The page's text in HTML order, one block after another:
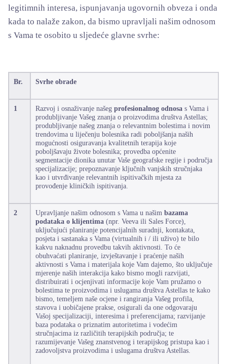
legitimnih interesa, ispunjavanja ugovornih obveza i onda
kada to nalaže zakon, da bismo upravljali našim odnosom
s Vama te osobito u sljedeće glavne svrhe:
Br. Svrhe obrade
1 Razvoj i osnaživanje našegprofesionalnog odnosas Vama i
produbljivanje Vašeg znanja o proizvodima društva Astellas;
produbljivanje našeg znanja o relevantnim bolestima i novim
trendovima u liječenju bolesnika radi poboljšanja naših
mogućnosti osiguravanja kvalitetnih terapija koje
poboljšavaju živote bolesnika; provedba općenite
segmentacije dionika unutar Vaše geografske regije i područja
specijalizacije; prepoznavanje ključnih vanjskih stručnjaka
kao i utvrđivanje relevantnih ispitivačkih mjesta za
provođenje kliničkih ispitivanja.
2 Upravljanje našim odnosom s Vama u našimbazama
podataka o klijentima(npr. Veeva ili Sales Force),
uključujući planiranje potencijalnih suradnji, kontakata,
posjeta i sastanaka s Vama (virtualnih i / ili uživo) te bilo
kakvu naknadnu provedbu takvih aktivnosti. To će
obuhvaćati planiranje, izvještavanje i praćenje naših
aktivnosti s Vama i materijala koje Vam dajemo, što uključuje
mjerenje naših interakcija kako bismo mogli razvijati,
distribuirati i ocjenjivati informacije koje Vam pružamo o
bolestima te proizvodima i uslugama društva Astellas te kako
bismo, temeljem naše ocjene i rangiranja Vašeg profila,
stavova i uobičajene prakse, osigurali da one odgovaraju
Vašoj specijalizaciji, interesima i preferencijama; razvijanje
baza podataka o priznatim autoritetima i vodećim
stručnjacima iz različitih terapijskih područja; te
razumijevanje Vašeg znanstvenog i terapijskog pristupa kao i
zadovoljstva proizvodima i uslugama društva Astellas.